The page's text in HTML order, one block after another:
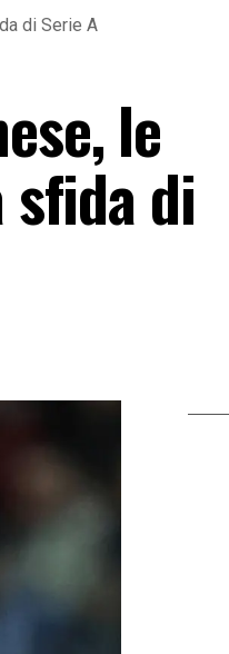
di Serie A
le
di